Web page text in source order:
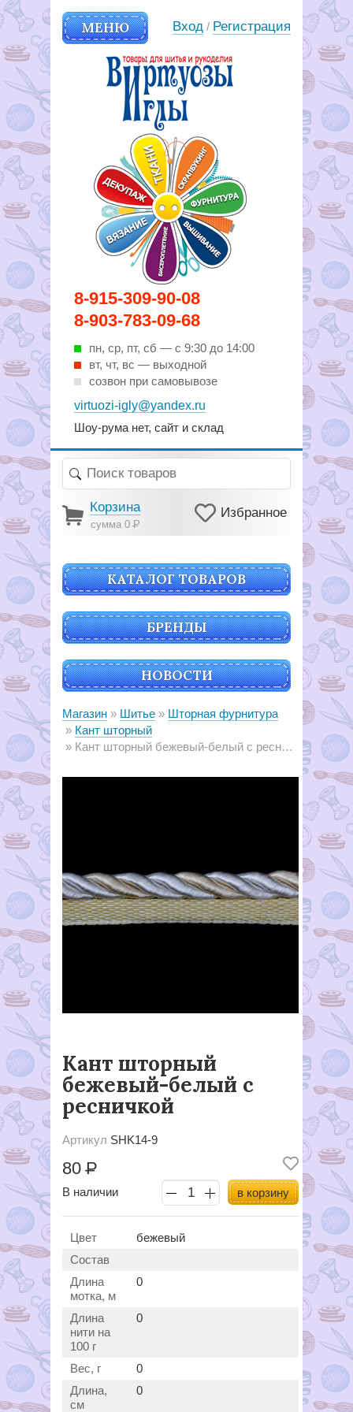
8-915-309-90-08
8-903-783-09-68
пн, ср, пт, cб — с 9:30 до 14:00
вт, чт, вс — выходной
созвон при самовывозе
virtuozi-igly@yandex.ru
Шоу-рума нет, сайт и склад
МЕНЮ
Вирутозы иглы. Товары для
шитья и рукоделья
Вход / Регистрация
Корзина
сумма 0Р
Избранное
КАТАЛОГ ТОВАРОВ
БРЕНДЫ
НОВОСТИ
Магазин Шитье
Шторная фурнитура
Кант шторный
Кант шторный бежевый-белый с ресничкой
Кант шторный
бежевый-белый с
ресничкой
Артикул SHK14-9
80Р
В наличии в корзину
Цвет
бежевый
Состав
Длина
мотка, м
0
Длина
нити на
100 г
0
Вес, г
0
Длина,
см
0